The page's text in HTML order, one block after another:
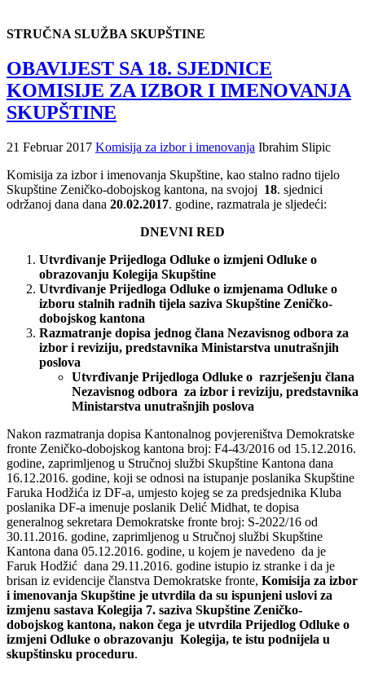
STRUČNA SLUŽBA SKUPŠTINE
OBAVIJEST SA 18. SJEDNICE
KOMISIJE ZA IZBOR I IMENOVANJA
SKUPŠTINE
21 Februar 2017 Komisija za izbor i imenovanja Ibrahim Slipic
Komisija za izbor i imenovanja Skupštine, kao stalno radno tijelo
Skupštine Zeničko-dobojskog kantona, na svojoj 18. sjednici
održanoj dana dana 20.02.2017. godine, razmatrala je sljedeći:
DNEVNI RED
Utvrđivanje Prijedloga Odluke o izmjeni Odluke o
obrazovanju Kolegija Skupštine
Utvrđivanje Prijedloga Odluke o izmjenama Odluke o
izboru stalnih radnih tijela saziva Skupštine Zeničko-
dobojskog kantona
Razmatranje dopisa jednog člana Nezavisnog odbora za
izbor i reviziju, predstavnika Ministarstva unutrašnjih
poslova
Utvrđivanje Prijedloga Odluke o razrješenju člana
Nezavisnog odbora za izbor i reviziju, predstavnika
Ministarstva unutrašnjih poslova
Nakon razmatranja dopisa Kantonalnog povjereništva Demokratske
fronte Zeničko-dobojskog kantona broj: F4-43/2016 od 15.12.2016.
godine, zaprimljenog u Stručnoj službi Skupštine Kantona dana
16.12.2016. godine, koji se odnosi na istupanje poslanika Skupštine
Faruka Hodžića iz DF-a, umjesto kojeg se za predsjednika Kluba
poslanika DF-a imenuje poslanik Delić Midhat, te dopisa
generalnog sekretara Demokratske fronte broj: S-2022/16 od
30.11.2016. godine, zaprimljenog u Stručnoj službi Skupštine
Kantona dana 05.12.2016. godine, u kojem je navedeno da je
Faruk Hodžić dana 29.11.2016. godine istupio iz stranke i da je
brisan iz evidencije članstva Demokratske fronte, Komisija za izbor
i imenovanja Skupštine je utvrdila da su ispunjeni uslovi za
izmjenu sastava Kolegija 7. saziva Skupštine Zeničko-
dobojskog kantona, nakon čega je utvrdila Prijedlog Odluke o
izmjeni Odluke o obrazovanju Kolegija, te istu podnijela u
skupštinsku proceduru.